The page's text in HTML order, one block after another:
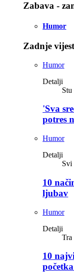
Zabava -
Humor
Zadnje
Humor
Detalji
'Sva
potres
Humor
Detalji
Svi
10
ljubav
Humor
Detalji
Tra
10